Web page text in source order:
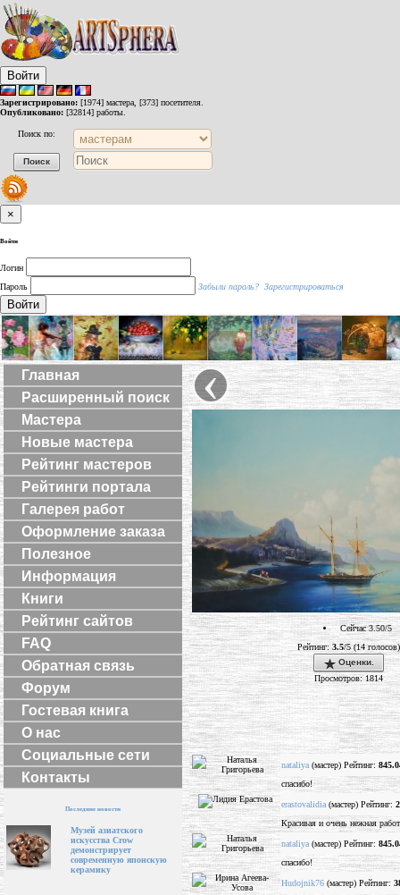
Войти
Зарегистрировано: [1974] мастера, [373] посетителя.
Опубликовано: [32814] работы.
Поиск по:
×
Войти
Логин
Пароль
Забыли пароль? Зарегистрироваться
Войти
Главная
Расширенный поиск
Мастера
Новые мастера
Рейтинг мастеров
Рейтинги портала
Галерея работ
Оформление заказа
Полезное
Информация
Книги
Рейтинг сайтов
FAQ
Обратная связь
Форум
Гостевая книга
О нас
Социальные сети
Контакты
Последние новости
Музей азиатского
искусства Crow
демонстрирует
современную японскую
керамику
‹
Сейчас 3.50/5
Рейтинг: 3.5/5 (14 голосов)
Оценки.
Просмотров: 1814
nataliya (мастер) Рейтинг:
спасибо!
erastovalidia (мастер) Рейтинг:
Красивая и очень нежная
nataliya (мастер) Рейтинг:
спасибо!
Hudojnik76 (мастер) Рейтинг: